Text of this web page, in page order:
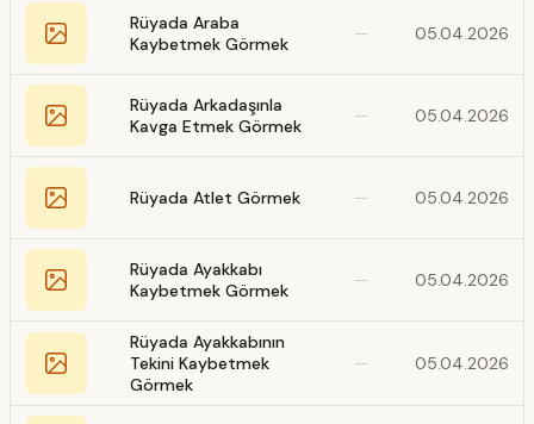
Rüyada Araba
Kaybetmek Görmek
— 05.04.2026
Rüyada Arkadaşınla
Kavga Etmek Görmek
— 05.04.2026
Rüyada Atlet Görmek — 05.04.2026
Rüyada Ayakkabı
Kaybetmek Görmek
— 05.04.2026
Rüyada Ayakkabının
Tekini Kaybetmek
Görmek
— 05.04.2026